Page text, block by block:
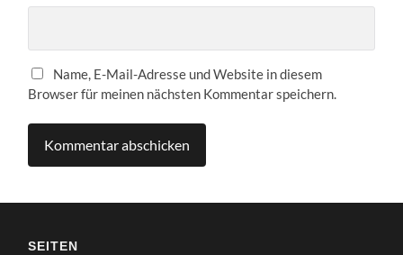
Name, E-Mail-Adresse und Website in diesem
Browser für meinen nächsten Kommentar speichern.
SEITEN